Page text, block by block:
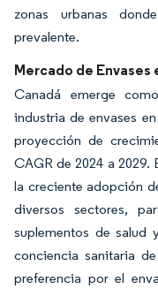
zonas urbanas
prevalente.
Mercado de Envases
Canadá emerge
industria de envases
proyección de
CAGR de 2024 a 2029.
la creciente adopción
diversos sectores,
suplementos de salud
conciencia sanitaria
preferencia por el